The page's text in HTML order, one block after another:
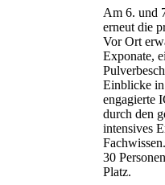
Am 6. und
erneut die
Vor Ort
Exponate,
Einblicke
engagierte
durch den
intensives
30
Platz.